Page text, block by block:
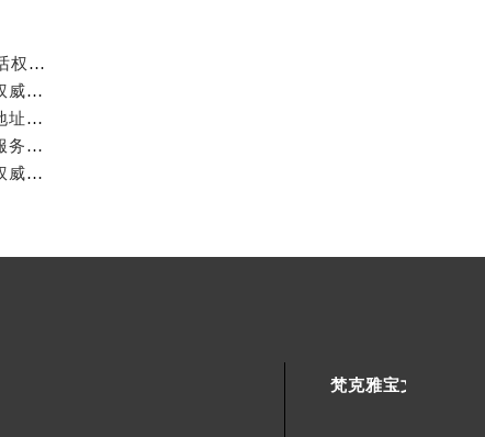
梵克雅宝中国官方售后服务中心｜维修地址及24小时电话权威信息公示（2026年7月最新）
梵克雅宝中国官方售后服务中心｜最新电话及官方地址权威信息公示（2026年7月最新）
梵克雅宝中国官方售后服务中心｜详细官方热线及维修地址权威信息公示（2026年7月最新）
梵克雅宝中国官方售后服务中心｜详细网点地址与售后服务电话权威信息公示（2026年7月最新）
梵克雅宝中国官方售后服务中心｜服务热线与详细地址权威信息公示（2026年7月最新）
梵克雅宝文章库